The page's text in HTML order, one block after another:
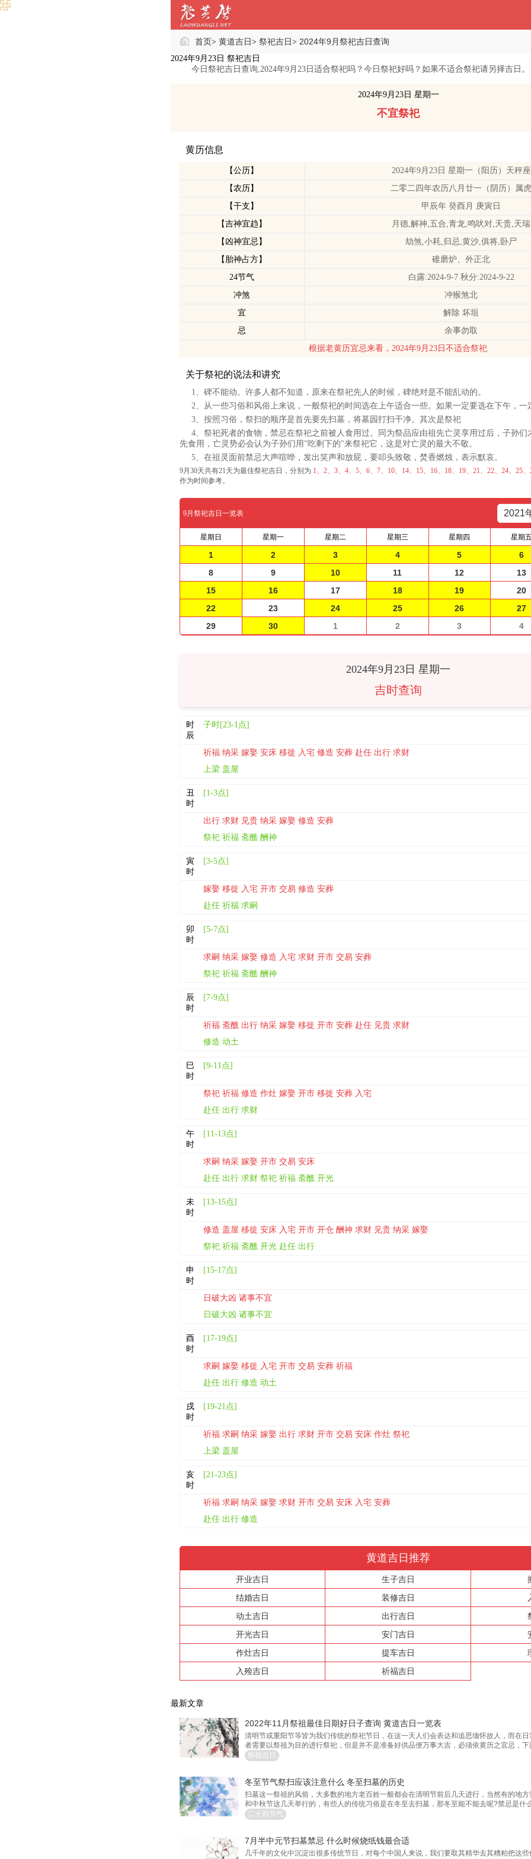
首页>黄道吉日>祭祀吉日>2024年9月祭祀吉日查询
2024年9月23日 祭祀吉日
今日祭祀吉日查询,2024年9月23日适合祭祀吗？今日祭祀好吗？如果不适合祭祀请另择吉日。
2024年9月23日 星期一
不宜祭祀
黄历信息
【公历】
2024年9月23日 星期一（阳历）天秤座
【农历】
二零二四年农历八月廿一（阴历）属虎
【干支】
甲辰年 癸酉月 庚寅日
【吉神宜趋】
月德,解神,五合,青龙,鸣吠对,天贵,天瑞
【凶神宜忌】
劫煞,小耗,归忌,黄沙,俱将,卧尸
【胎神占方】
碓磨炉、外正北
24节气
白露:2024-9-7 秋分:2024-9-22
冲煞
冲猴煞北
宜
解除 坏垣
忌
余事勿取
根据老黄历宜忌来看，2024年9月23日不适合祭祀
关于祭祀的说法和讲究
1、碑不能动。许多人都不知道，原来在祭祀先人的时候，碑绝对是不能乱动的。
2、从一些习俗和风俗上来说，一般祭祀的时间选在上午适合一些。如果一定要选在下午，一
3、按照习俗，祭扫的顺序是首先要先扫墓，将墓园打扫干净。其次是祭祀
4、祭祀死者的食物，禁忌在祭祀之前被人食用过。同为祭品应由祖先亡灵享用过后，子孙们
先食用，亡灵势必会认为子孙们用"吃剩下的"来祭祀它，这是对亡灵的最大不敬。
5、在祖灵面前禁忌大声喧哗，发出笑声和放屁，要叩头致敬，焚香燃烛，表示默哀。
9月30天共有21天为最佳祭祀吉日，分别为 1、2、3、4、5、6、7、10、14、15、16、18、19、21、22、24、25
作为时间参考。
9月祭祀吉日一览表
星期日 星期一 星期二 星期三 星期四 星期
1 2 3 4 5
6
8
9 10 11 12
13
15
16 17 18 19
20
22
23 24 25 26
27
29
30 1 2 3 4
2024年9月23日 星期一
吉时查询
时
辰
子时[23-1点]
祈福 纳采 嫁娶 安床 移徙 入宅 修造 安葬 赴任 出行 求财
上梁 盖屋
丑
时
[1-3点]
出行 求财 见贵 纳采 嫁娶 修造 安葬
祭祀 祈福 斋醮 酬神
寅
时
[3-5点]
嫁娶 移徙 入宅 开市 交易 修造 安葬
赴任 祈福 求嗣
卯
时
[5-7点]
求嗣 纳采 嫁娶 修造 入宅 求财 开市 交易 安葬
祭祀 祈福 斋醮 酬神
辰
时
[7-9点]
祈福 斋醮 出行 纳采 嫁娶 移徙 开市 安葬 赴任 见贵 求财
修造 动土
巳
时
[9-11点]
祭祀 祈福 修造 作灶 嫁娶 开市 移徙 安葬 入宅
赴任 出行 求财
午
时
[11-13点]
求嗣 纳采 嫁娶 开市 交易 安床
赴任 出行 求财 祭祀 祈福 斋醮 开光
未
时
[13-15点]
修造 盖屋 移徙 安床 入宅 开市 开仓 酬神 求财 见贵 纳采 嫁娶
祭祀 祈福 斋醮 开光 赴任 出行
申
时
[15-17点]
日破大凶 诸事不宜
日破大凶 诸事不宜
酉
时
[17-19点]
求嗣 嫁娶 移徙 入宅 开市 交易 安葬 祈福
赴任 出行 修造 动土
戌
时
[19-21点]
祈福 求嗣 纳采 嫁娶 出行 求财 开市 交易 安床 作灶 祭祀
上梁 盖屋
亥
时
[21-23点]
祈福 求嗣 纳采 嫁娶 求财 开市 交易 安床 入宅 安葬
赴任 出行 修造
黄道吉日推荐
开业吉日 生子吉日
结婚吉日
装修吉日
动土吉日
出行吉日
开光吉日
安门吉日
作灶吉日
提车吉日
入殓吉日
祈福吉日
最新文章
2022年11月祭祖最佳日期好日子查询 黄道吉日一览表
清明节或重阳节等皆为我们传统的祭祀节日，在这一天人们会表达和追思缅怀故人，而在
者需要以祭祖为目的进行祭祀，但是并不是准备好供品便万事大吉，必须依黄历之宜忌，
年11月祭祖黄道吉日精选，希望对您有所帮助!
祭祖吉日
冬至节气祭扫应该注意什么 冬至扫墓的历史
扫墓这一祭祖的风俗，大多数的地方老百姓一般都会在清明节前后几天进行，当然有的地
和中秋节这几天举行的，有些人的传统习俗是在冬至去扫墓，那冬至能不能去呢?禁忌是什
二十四节气
7月半中元节扫墓禁忌 什么时候烧纸钱最合适
几千年的文化中沉淀出很多传统节日，对每个中国人来说，我们要取其精华去其糟粕把这